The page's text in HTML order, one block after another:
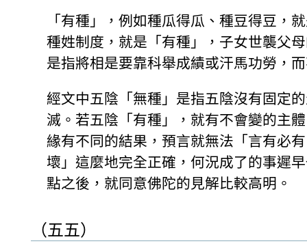
「有種」，例如種瓜得瓜、種豆得豆，
種姓制度，就是「有種」，子女世襲父
是指將相是要靠科舉成績或汗馬功勞，
經文中五陰「無種」是指五陰沒有固定
滅。若五陰「有種」，就有不會變的主
緣有不同的結果，預言就無法「言有必
壞」這麼地完全正確，何況成了的事遲
點之後，就同意佛陀的見解比較高明。
（五五）